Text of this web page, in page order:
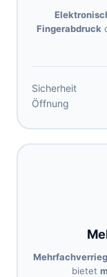
Fingerabdruck
Sicherheit
Öffnung
bietet